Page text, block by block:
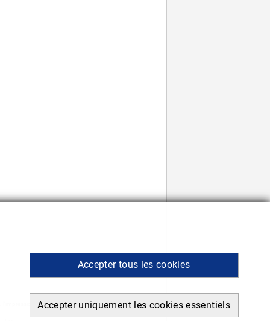
Accepter tous les cookies
Accepter uniquement les cookies essentiels